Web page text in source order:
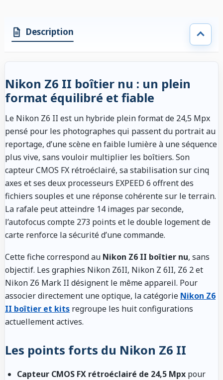
Description
Nikon Z6 II boîtier nu : un plein
format équilibré et fiable
Le Nikon Z6 II est un hybride plein format de 24,5 Mpx
pensé pour les photographes qui passent du portrait au
reportage, d’une scène en faible lumière à une séquence
plus vive, sans vouloir multiplier les boîtiers. Son
capteur CMOS FX rétroéclairé, sa stabilisation sur cinq
axes et ses deux processeurs EXPEED 6 offrent des
fichiers souples et une réponse cohérente sur le terrain.
La rafale peut atteindre 14 images par seconde,
l’autofocus compte 273 points et le double logement de
carte renforce la sécurité d’une commande.
Cette fiche correspond au Nikon Z6 II boîtier nu, sans
objectif. Les graphies Nikon Z6II, Nikon Z 6II, Z6 2 et
Nikon Z6 Mark II désignent le même appareil. Pour
associer directement une optique, la catégorie Nikon Z6
II boîtier et kits regroupe les huit configurations
actuellement actives.
Les points forts du Nikon Z6 II
Capteur CMOS FX rétroéclairé de 24,5 Mpx pour